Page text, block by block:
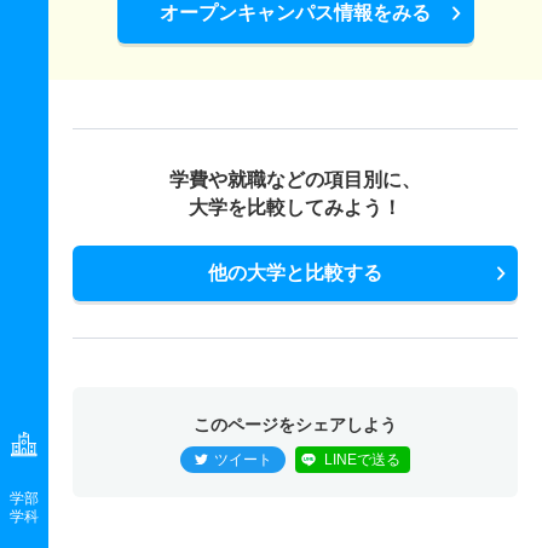
学部
学科
オープンキャンパス情報をみる
学費や就職などの項目別に、
大学を比較してみよう！
他の大学と比較する
このページをシェアしよう
ツイート LINEで送る